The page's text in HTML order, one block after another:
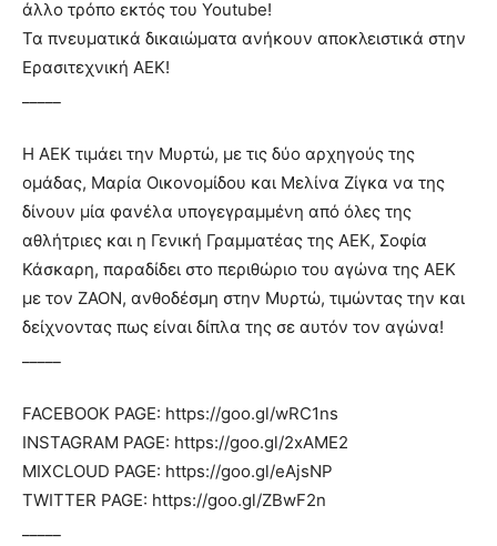
άλλο τρόπο εκτός του Youtube!
Τα πνευματικά δικαιώματα ανήκουν αποκλειστικά στην
Ερασιτεχνική ΑΕΚ!
Η ΑΕΚ τιμάει την Μυρτώ, με τις δύο αρχηγούς της
ομάδας, Μαρία Οικονομίδου και Μελίνα Ζίγκα να της
δίνουν μία φανέλα υπογεγραμμένη από όλες της
αθλήτριες και η Γενική Γραμματέας της ΑΕΚ, Σοφία
Κάσκαρη, παραδίδει στο περιθώριο του αγώνα της ΑΕΚ
με τον ΖΑΟΝ, ανθοδέσμη στην Μυρτώ, τιμώντας την και
δείχνοντας πως είναι δίπλα της σε αυτόν τον αγώνα!
FACEBOOK PAGE: https://goo.gl/wRC1ns
INSTAGRAM PAGE: https://goo.gl/2xAME2
MIXCLOUD PAGE: https://goo.gl/eAjsNP
TWITTER PAGE: https://goo.gl/ZBwF2n